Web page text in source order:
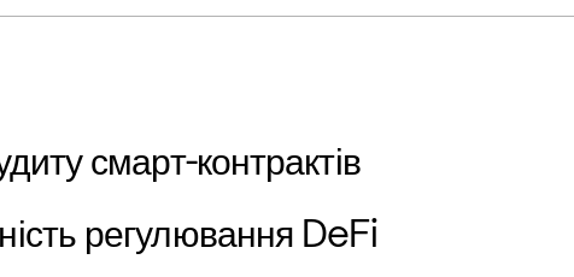
смарт-контрактів
регулювання DeFi